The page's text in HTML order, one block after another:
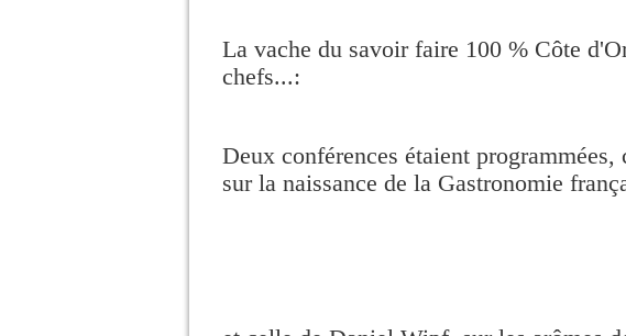
La vache du savoir faire 100 % Côte
chefs...:
Deux conférences étaient
sur la naissance de la Gastronomie